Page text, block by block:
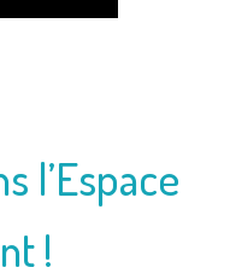
l’Espace
!